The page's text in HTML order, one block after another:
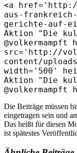
<a
aus-
gerichte-auf-
Aktion "Die
src='http://
content/
width='500'
Aktion "Die
Die Beiträge müssen
eingetragen sein und
Das heißt für diesen
ist spätestes